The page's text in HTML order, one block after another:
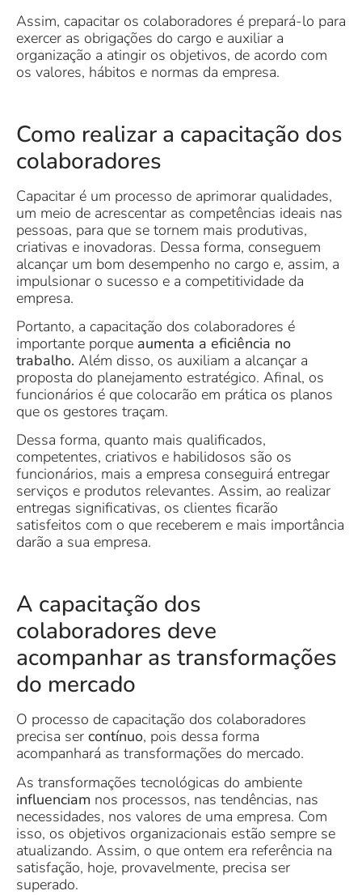
Assim, capacitar os colaboradores é prepará-lo para
exercer as obrigações do cargo e auxiliar a
organização a atingir os objetivos, de acordo com
os valores, hábitos e normas da empresa.
Como realizar a capacitação dos
colaboradores
Capacitar é um processo de aprimorar qualidades,
um meio de acrescentar as competências ideais nas
pessoas, para que se tornem mais produtivas,
criativas e inovadoras. Dessa forma, conseguem
alcançar um bom desempenho no cargo e, assim, a
impulsionar o sucesso e a competitividade da
empresa.
Portanto, a capacitação dos colaboradores é
importante porque aumenta a eficiência no
trabalho. Além disso, os auxiliam a alcançar a
proposta do planejamento estratégico. Afinal, os
funcionários é que colocarão em prática os planos
que os gestores traçam.
Dessa forma, quanto mais qualificados,
competentes, criativos e habilidosos são os
funcionários, mais a empresa conseguirá entregar
serviços e produtos relevantes. Assim, ao realizar
entregas significativas, os clientes ficarão
satisfeitos com o que receberem e mais importância
darão a sua empresa.
A capacitação dos
colaboradores deve
acompanhar as transformações
do mercado
O processo de capacitação dos colaboradores
precisa ser contínuo, pois dessa forma
acompanhará as transformações do mercado.
As transformações tecnológicas do ambiente
influenciam nos processos, nas tendências, nas
necessidades, nos valores de uma empresa. Com
isso, os objetivos organizacionais estão sempre se
atualizando. Assim, o que ontem era referência na
satisfação, hoje, provavelmente, precisa ser
superado.